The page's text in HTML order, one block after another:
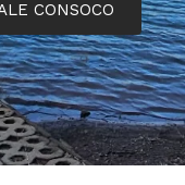
CONSOCO